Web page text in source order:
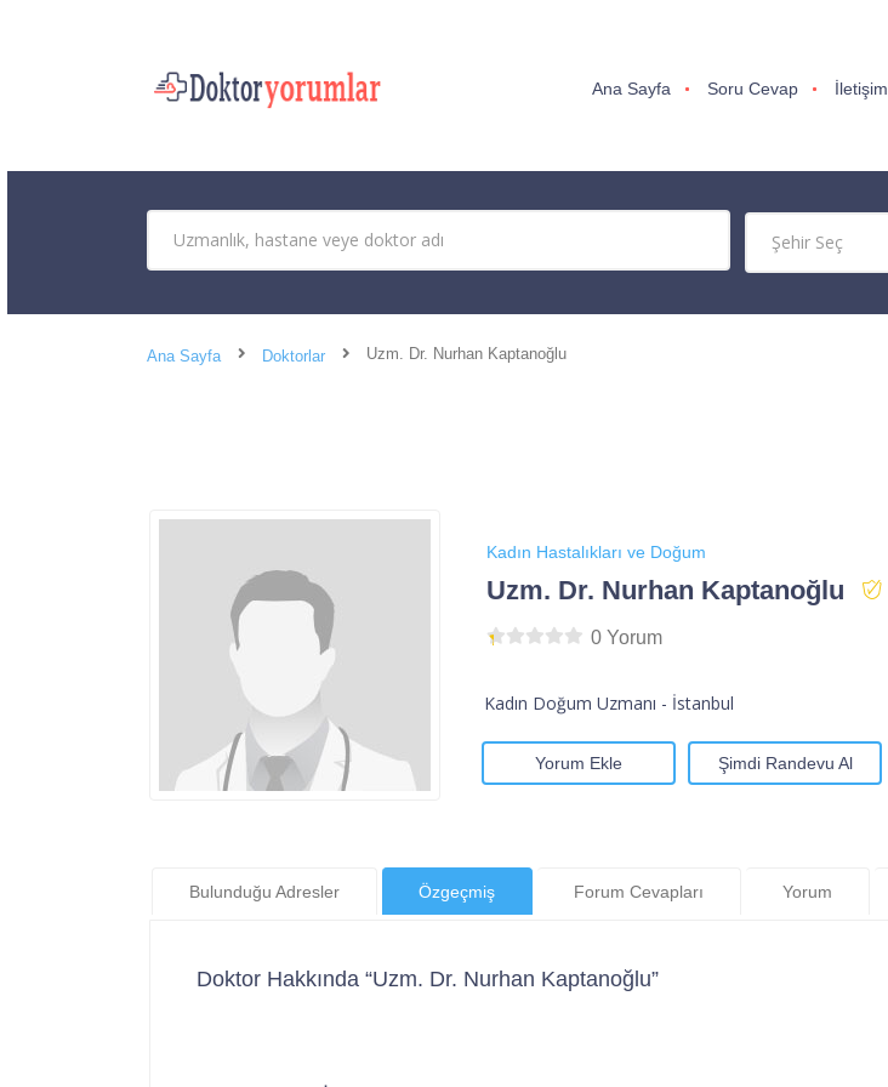
Ana Sayfa Soru Cevap İletişim
Ana Sayfa Doktorlar Uzm. Dr. Nurhan Kaptanoğlu
Kadın Hastalıkları ve Doğum
Uzm. Dr. Nurhan Kaptanoğlu
0 Yorum
Kadın Doğum Uzmanı - İstanbul
Yorum Ekle Şimdi Randevu Al
Bulunduğu Adresler Özgeçmiş Forum Cevapları Yorum
Doktor Hakkında “Uzm. Dr. Nurhan Kaptanoğlu”